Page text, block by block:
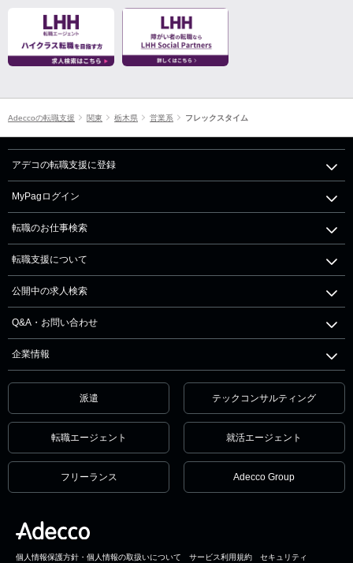
Adeccoの転職支援 関東 栃木県 営業系 フレックスタイム
アデコの転職支援に登録
MyPagログイン
転職のお仕事検索
転職支援について
公開中の求人検索
Q&A・お問い合わせ
企業情報
派遣 テックコンサルティング
転職エージェント 就活エージェント
フリーランス Adecco Group
個人情報保護方針・個人情報の取扱いについて サービス利用規約 セキュリティ